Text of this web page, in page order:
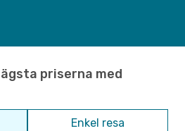
priserna med
Enkel resa